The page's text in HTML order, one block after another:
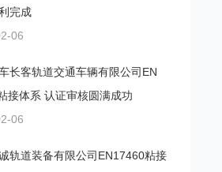
完成
06
车长客轨道交通车辆有限公司EN
接体系 认证审核圆满成功
06
轨道装备有限公司EN17460粘接